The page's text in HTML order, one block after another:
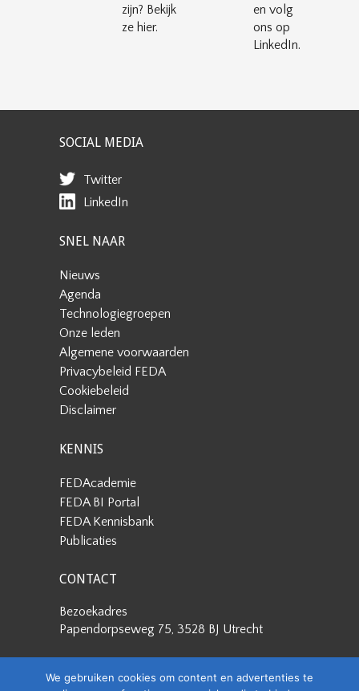
zijn? Bekijk
ze hier.
en volg
ons op
LinkedIn.
SOCIAL MEDIA
Twitter
LinkedIn
SNEL NAAR
Nieuws
Agenda
Technologiegroepen
Onze leden
Algemene voorwaarden
Privacybeleid FEDA
Cookiebeleid
Disclaimer
KENNIS
FEDAcademie
FEDA BI Portal
FEDA Kennisbank
Publicaties
CONTACT
Bezoekadres
Papendorpseweg 75, 3528 BJ Utrecht
Papendorpseweg 75, 3528 BJ Utrecht
We gebruiken cookies om content en advertenties te